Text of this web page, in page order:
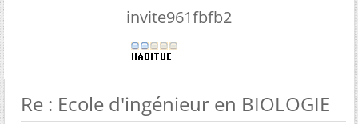
invite961fbfb2
Re : Ecole d'ingénieur en BIOLOGIE